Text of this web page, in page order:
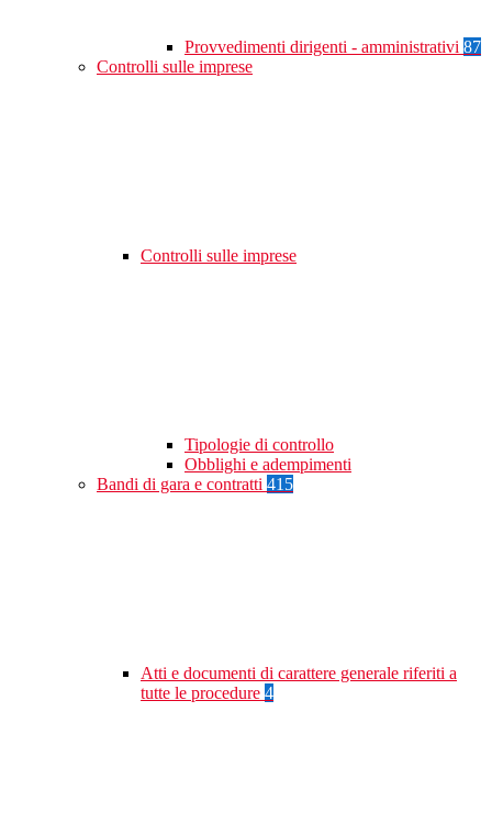
Provvedimenti dirigenti - amministrativi 87
Controlli sulle imprese
Controlli sulle imprese
Tipologie di controllo
Obblighi e adempimenti
Bandi di gara e contratti 415
Atti e documenti di carattere generale riferiti a
tutte le procedure 4